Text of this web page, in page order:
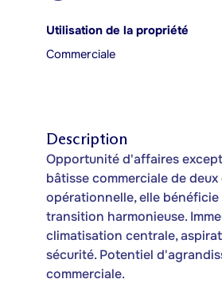
Utilisation de la propriété
Commerciale
Description
Opportunité d'affaires
bâtisse commerciale de
opérationnelle, elle
transition harmonieuse.
climatisation centrale,
sécurité. Potentiel
commerciale.